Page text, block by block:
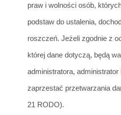
praw i wolności osób,
podstaw do ustalenia,
roszczeń. Jeżeli zgodnie z
której dane dotyczą, będą
administratora,
zaprzestać przetwarzania
21 RODO).